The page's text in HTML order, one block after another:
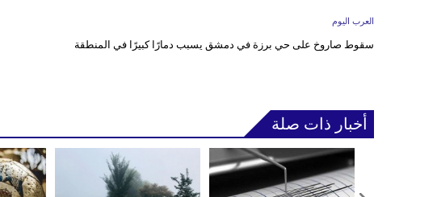
العرب اليوم
سقوط صاروخ على حي برزة في دمشق يسبب دمارًا كبيرًا في المنطقة
أخبار ذات صلة